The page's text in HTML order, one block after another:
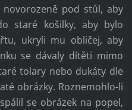
novorozeně pod stůl, aby
staré košilky, aby bylo
ukryli mu obličej, aby
se dávaly dítěti mimo
tolary nebo dukáty dle
obrázky. Roznemohlo-li
se obrázek na popel,